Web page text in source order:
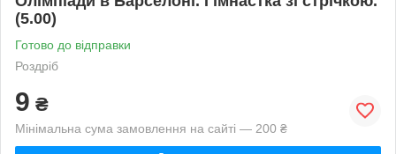
(5.00)
Готово до відправки
Роздріб
9 ₴
Мінімальна сума замовлення на сайті — 200 ₴